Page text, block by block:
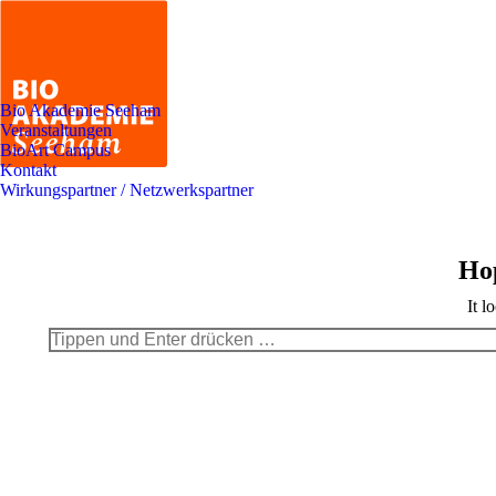
Bio Akademie Seeham
Veranstaltungen
BioArt Campus
Kontakt
Wirkungspartner / Netzwerkspartner
It
Search: